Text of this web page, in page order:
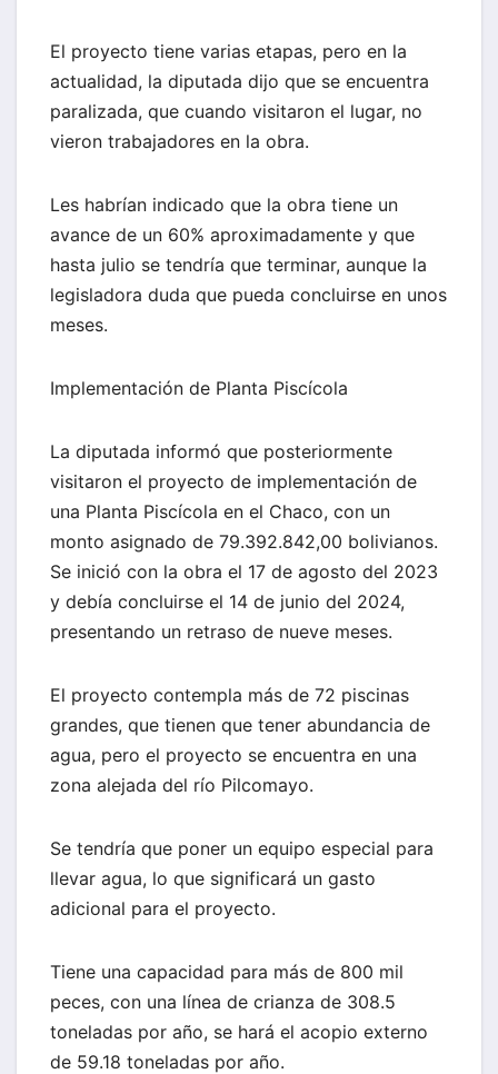
El proyecto tiene varias etapas, pero en la
actualidad, la diputada dijo que se encuentra
paralizada, que cuando visitaron el lugar, no
vieron trabajadores en la obra.
Les habrían indicado que la obra tiene un
avance de un 60% aproximadamente y que
hasta julio se tendría que terminar, aunque la
legisladora duda que pueda concluirse en unos
meses.
Implementación de Planta Piscícola
La diputada informó que posteriormente
visitaron el proyecto de implementación de
una Planta Piscícola en el Chaco, con un
monto asignado de 79.392.842,00 bolivianos.
Se inició con la obra el 17 de agosto del 2023
y debía concluirse el 14 de junio del 2024,
presentando un retraso de nueve meses.
El proyecto contempla más de 72 piscinas
grandes, que tienen que tener abundancia de
agua, pero el proyecto se encuentra en una
zona alejada del río Pilcomayo.
Se tendría que poner un equipo especial para
llevar agua, lo que significará un gasto
adicional para el proyecto.
Tiene una capacidad para más de 800 mil
peces, con una línea de crianza de 308.5
toneladas por año, se hará el acopio externo
de 59.18 toneladas por año.